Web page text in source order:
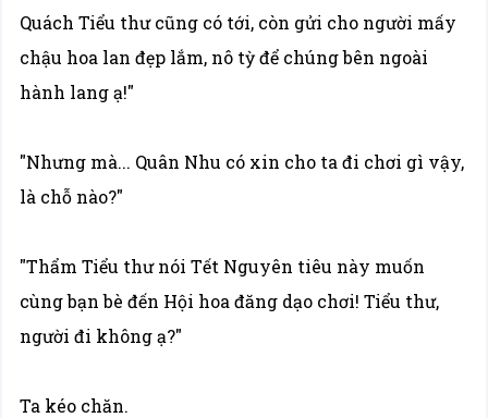
Quách Tiểu thư cũng có tới, còn gửi cho người mấy
chậu hoa lan đẹp lắm, nô tỳ để chúng bên ngoài
hành lang ạ!"
"Nhưng mà... Quân Nhu có xin cho ta đi chơi gì vậy,
là chỗ nào?"
"Thẩm Tiểu thư nói Tết Nguyên tiêu này muốn
cùng bạn bè đến Hội hoa đăng dạo chơi! Tiểu thư,
người đi không ạ?"
Ta kéo chăn.